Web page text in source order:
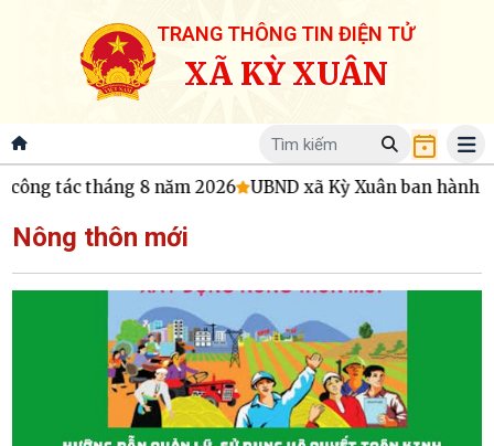
TRANG THÔNG TIN ĐIỆN TỬ
XÃ KỲ XUÂN
tác tháng 8 năm 2026 UBND xã Kỳ Xuân ban hành
Nông thôn mới